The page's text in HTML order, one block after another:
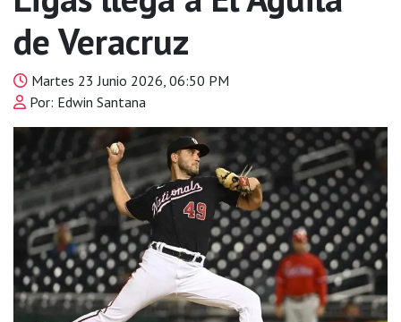
de Veracruz
Martes 23 Junio 2026, 06:50 PM
Por: Edwin Santana